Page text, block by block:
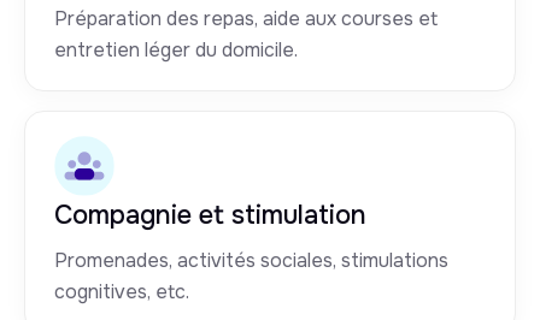
Préparation des repas, aide aux courses et
entretien léger du domicile.
Compagnie et stimulation
Promenades, activités sociales, stimulations
cognitives, etc.